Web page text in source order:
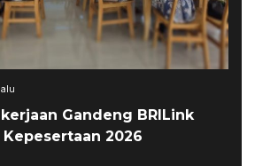
Gandeng BRILink
2026